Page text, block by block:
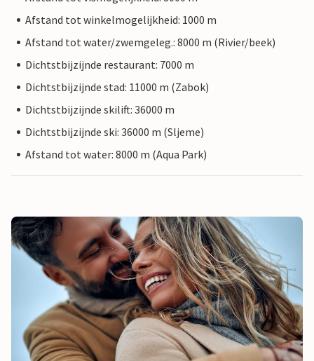
Afstand tot winkelmogelijkheid: 1000 m
Afstand tot water/zwemgeleg.: 8000 m (Rivier/beek)
Dichtstbijzijnde restaurant: 7000 m
Dichtstbijzijnde stad: 11000 m (Zabok)
Dichtstbijzijnde skilift: 36000 m
Dichtstbijzijnde ski: 36000 m (Sljeme)
Afstand tot water: 8000 m (Aqua Park)